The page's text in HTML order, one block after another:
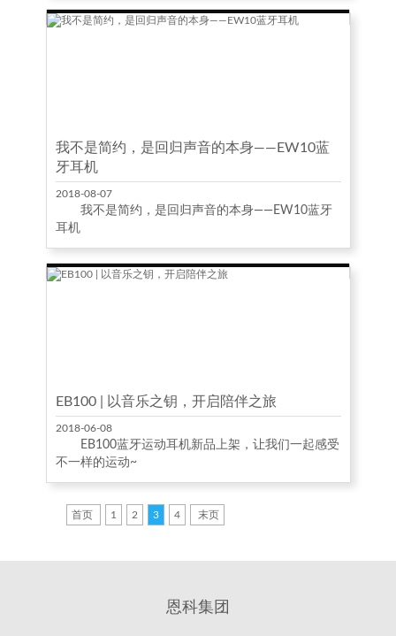
我不是简约，是回归声音的本身——EW10蓝
牙耳机
2018-08-07
我不是简约，是回归声音的本身——EW10蓝牙
耳机
EB100 | 以音乐之钥，开启陪伴之旅
2018-06-08
EB100蓝牙运动耳机新品上架，让我们一起感受
不一样的运动~
首页 1 2 3 4 末页
恩科集团